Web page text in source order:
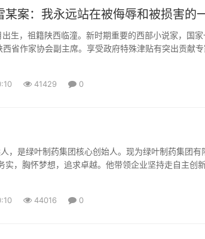
案：我永远站在被侮辱和被损害的
生，祖籍陕西临潼。新时期重要的西部小说家，国家
省作家协会副主席。享受政府特殊津贴有突出贡献专
新时期中国长篇小说领域重要收获之一。此外还有长
骑士》，中篇小说《雕塑》《大顺店》《刺客行...
41429 0
，是绿叶制药集团核心创始人。现为绿叶制药集团有
实，胸怀梦想，追求卓越。他带领企业坚持走自主创
大风云人物” 、第五届“中国自主创新领军人物” 、“中
集团于1994年成立，2...
44016 0